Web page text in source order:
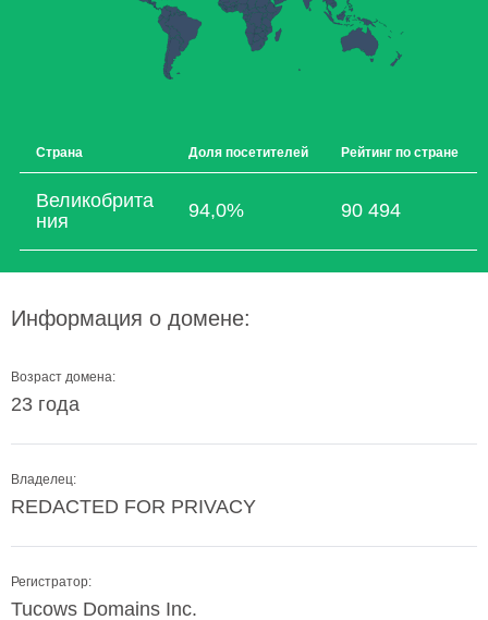
Страна Доля посетителей Рейтинг по стране
Великобрита
ния
94,0% 90 494
Информация о домене:
Возраст домена:
23 года
Владелец:
REDACTED FOR PRIVACY
Регистратор:
Tucows Domains Inc.